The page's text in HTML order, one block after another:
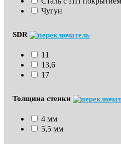
Чугун
SDR
11
13,6
17
Толщина стенки
4 мм
5,5 мм